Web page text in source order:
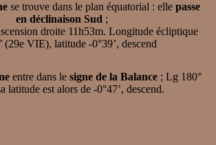
se trouve dans le plan équatorial : elle passe
en déclinaison Sud ;
droite 11h53m. Longitude écliptique
(29e VIE), latitude -0°39’, descend
entre dans le signe de la Balance; Lg 180°
latitude est alors de -0°47’, descend.